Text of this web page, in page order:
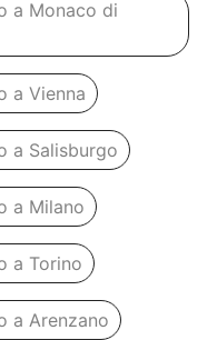
a Monaco di
a Vienna
a Salisburgo
a Milano
a Torino
a Arenzano